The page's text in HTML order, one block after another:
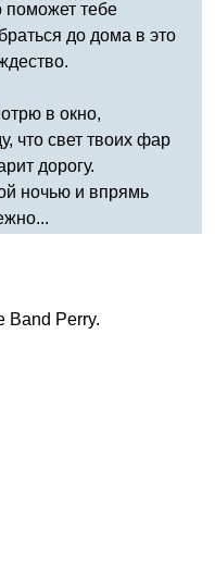
поможет тебе
до дома в это
в окно,
что свет твоих фар
дорогу.
ночью и впрямь
Band Perry.